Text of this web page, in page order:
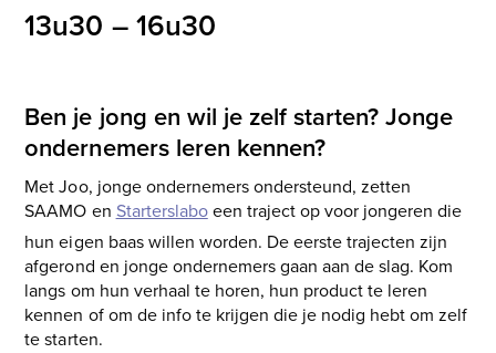
13u30 – 16u30
Ben je jong en wil je zelf starten?Jonge
ondernemers leren kennen?
Met Joo, jonge ondernemers ondersteund, zetten
SAAMO en Starterslaboeen traject op voor jongeren die
hun eigen baas willen worden. De eerste trajecten zijn
afgerond en jonge ondernemers gaan aan de slag. Kom
langs om hun verhaal te horen, hun product te leren
kennen of om de info te krijgen die je nodig hebt om zelf
te starten.